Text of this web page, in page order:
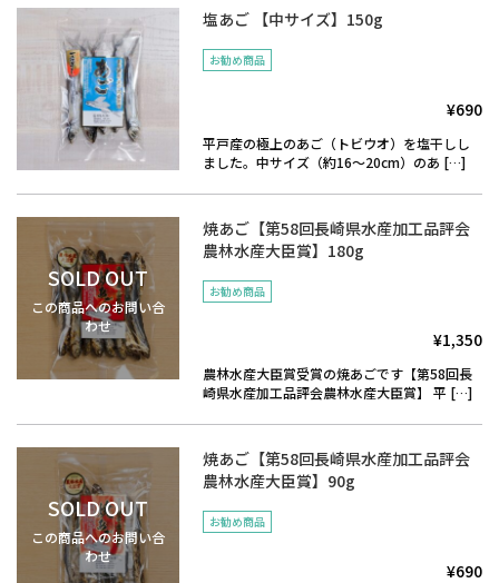
塩あご 【中サイズ】150g
お勧め商品
¥690
平戸産の極上のあご（トビウオ）を塩干しし
ました。中サイズ（約16～20cm）のあ […]
SOLD OUT
この商品へのお問い合
わせ
焼あご【第58回長崎県水産加工品評会
農林水産大臣賞】180g
お勧め商品
¥1,350
農林水産大臣賞受賞の焼あごです【第58回長
崎県水産加工品評会農林水産大臣賞】 平 […]
SOLD OUT
この商品へのお問い合
わせ
焼あご【第58回長崎県水産加工品評会
農林水産大臣賞】90g
お勧め商品
¥690